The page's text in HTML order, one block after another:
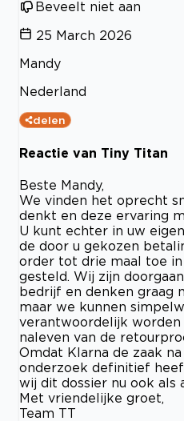
Beveelt niet aan
25 March 2026
Mandy
Nederland
delen
Reactie van Tiny Titan
Beste Mandy,
We vinden het oprecht
denkt en deze ervaring
U kunt echter in uw
de door u gekozen
order tot drie maal toe
gesteld. Wij zijn
bedrijf en denken graag
maar we kunnen
verantwoordelijk
naleven van de
Omdat Klarna de zaak
onderzoek definitief
wij dit dossier nu ook als
Met vriendelijke groet,
Team TT